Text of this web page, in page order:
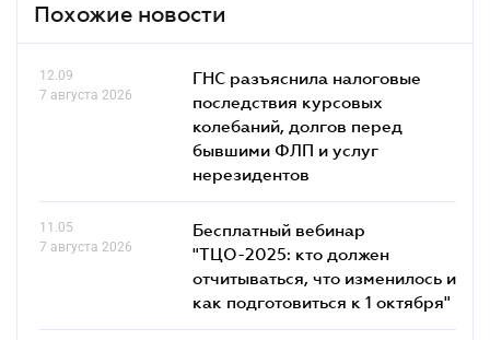
Похожие новости
12.09
7 августа 2026
ГНС разъяснила налоговые
последствия курсовых
колебаний, долгов перед
бывшими ФЛП и услуг
нерезидентов
11.05
7 августа 2026
Бесплатный вебинар
"ТЦО-2025: кто должен
отчитываться, что изменилось и
как подготовиться к 1 октября"